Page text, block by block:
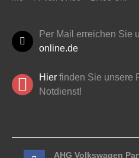
Per Mail erreichen Sie
online.de
Hier finden Sie unsere
Notdienst!
AHG Volkswagen